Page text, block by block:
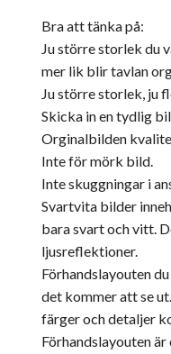
Bra att tänka på:
Ju större storlek du
mer lik blir tavlan
Ju större storlek, ju
Skicka in en tydlig
Orginalbilden
Inte för mörk bild.
Inte skuggningar i
Svartvita bilder
bara svart och vitt.
ljusreflektioner.
Förhandslayouten
det kommer att se
färger och detaljer
Förhandslayouten